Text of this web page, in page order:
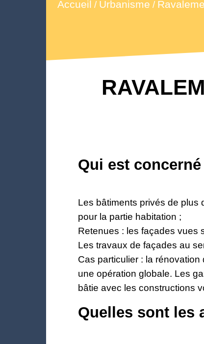
Accueil / Urbanisme /
Qui est
Les bâtiments privés de plus
pour la partie habitation ;
Retenues : les façades vues
Les travaux de façades au
Cas particulier : la
une opération globale. Les
bâtie avec les constructions
Quelles sont les